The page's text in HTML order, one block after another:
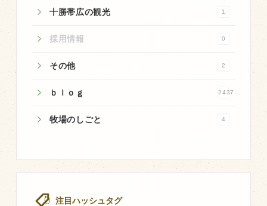
十勝帯広の観光 1
採用情報 0
その他 2
ｂｌｏｇ 2437
牧場のしごと 4
注目ハッシュタグ